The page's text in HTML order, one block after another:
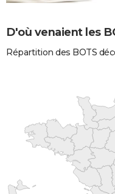
D'où venaient les
Répartition des BOTS